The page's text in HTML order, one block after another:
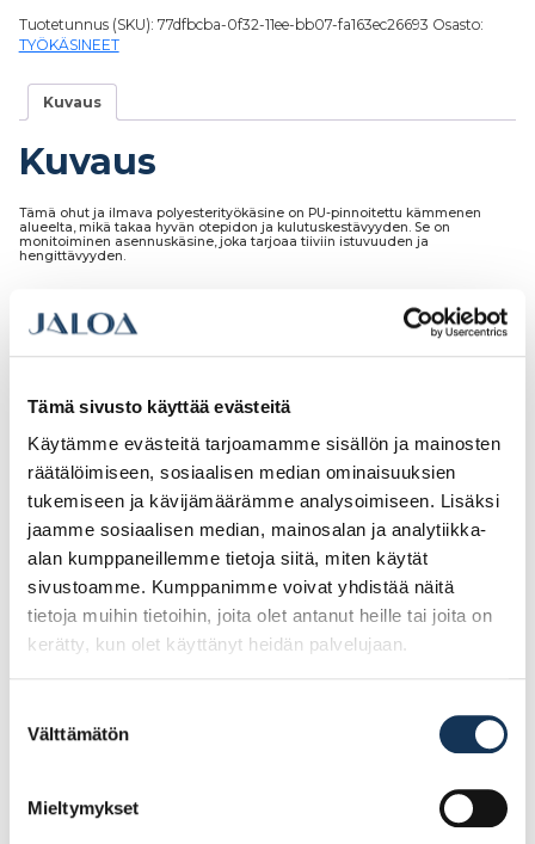
Tämä sivusto käyttää evästeitä
Käytämme evästeitä tarjoamamme sisällön ja mainosten
räätälöimiseen, sosiaalisen median ominaisuuksien
tukemiseen ja kävijämäärämme analysoimiseen. Lisäksi
jaamme sosiaalisen median, mainosalan ja analytiikka-
alan kumppaneillemme tietoja siitä, miten käytät
sivustoamme. Kumppanimme voivat yhdistää näitä
tietoja muihin tietoihin, joita olet antanut heille tai joita on
kerätty, kun olet käyttänyt heidän palvelujaan.
valinta
Välttämätön
Mieltymykset
Tuotetunnus (SKU): 77dfbcba-0f32-11ee-bb07-fa163ec26693 Osasto:
TYÖKÄSINEET
Kuvaus
Kuvaus
Tämä ohut ja ilmava polyesterityökäsine on PU-pinnoitettu kämmenen
alueelta, mikä takaa hyvän otepidon ja kulutuskestävyyden. Se on
monitoiminen asennuskäsine, joka tarjoaa tiiviin istuvuuden ja
hengittävyyden.
Tutustu myös
Guide 308